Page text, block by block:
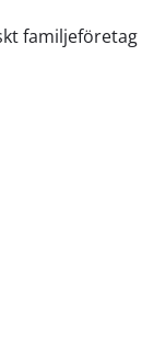
familjeföretag